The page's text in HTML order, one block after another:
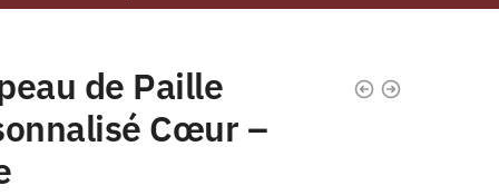
de Paille
Cœur –